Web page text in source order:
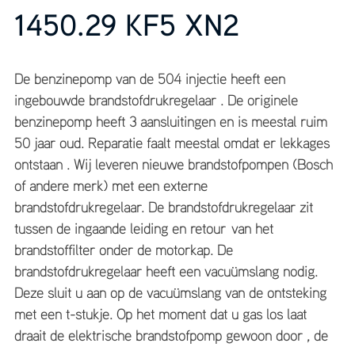
1450.29 KF5 XN2
De benzinepomp van de 504 injectie heeft een
ingebouwde brandstofdrukregelaar . De originele
benzinepomp heeft 3 aansluitingen en is meestal ruim
50 jaar oud. Reparatie faalt meestal omdat er lekkages
ontstaan . Wij leveren nieuwe brandstofpompen (Bosch
of andere merk) met een externe
brandstofdrukregelaar. De brandstofdrukregelaar zit
tussen de ingaande leiding en retour van het
brandstoffilter onder de motorkap. De
brandstofdrukregelaar heeft een vacuümslang nodig.
Deze sluit u aan op de vacuümslang van de ontsteking
met een t-stukje. Op het moment dat u gas los laat
draait de elektrische brandstofpomp gewoon door , de